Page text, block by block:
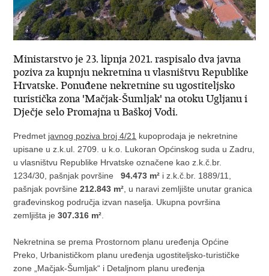
Ministarstvo je 23. lipnja 2021. raspisalo dva javna
poziva za kupnju nekretnina u vlasništvu Republike
Hrvatske. Ponuđene nekretnine su ugostiteljsko
turistička zona 'Mačjak-Šumljak' na otoku Ugljanu i
Dječje selo Promajna u Baškoj Vodi.
Predmet javnog poziva broj 4/21 kupoprodaja je nekretnine
upisane u z.k.ul. 2709. u k.o. Lukoran Općinskog suda u Zadru,
u vlasništvu Republike Hrvatske označene kao z.k.č.br.
1234/30, pašnjak površine94.473 m² i z.k.č.br. 1889/11,
pašnjak površine212.843 m² , u naravi zemljište unutar granica
građevinskog područja izvan naselja. Ukupna površina
zemljišta je307.316 m²
Nekretnina se prema Prostornom planu uređenja Općine
Preko, Urbanističkom planu uređenja ugostiteljsko-turističke
zone „Mačjak-Šumljak“ i Detaljnom planu uređenja